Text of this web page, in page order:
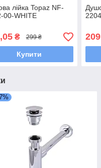
лійка Topaz NF-
00-WHITE
₴ 299 ₴
Купити
209